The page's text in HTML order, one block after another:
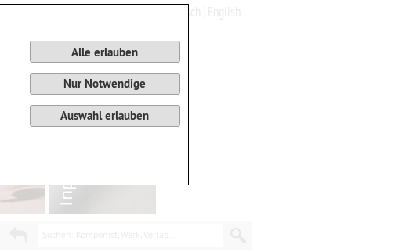
Alle erlauben
Nur Notwendige
Auswahl erlauben